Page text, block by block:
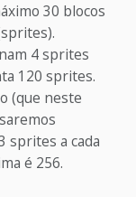
30 blocos
4 sprites
120 sprites.
(que neste
sprites a cada
é 256.